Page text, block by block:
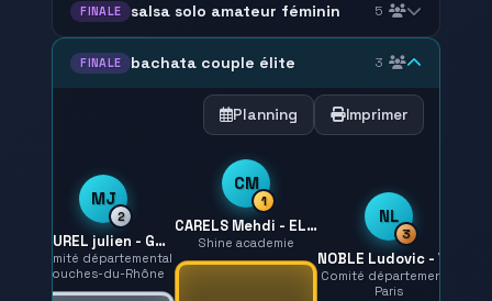
FINALE salsa solo amateur féminin 5
FINALE bachata couple élite 3
Planning Imprimer
MJ
2
MAUREL julien - GOMEZ Laura
Comité départemental
Bouches-du-Rhône
CM
1
CARELS Mehdi - ELAMARI LENTILLON Martiane
Shine academie
NL
3
Comité départemental
Paris